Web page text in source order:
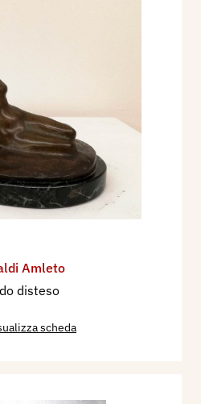
in Roma, con una
XII Esposizione
Città di Venezia, con le
Ritratto della
(marmo), La signorina
- L'arciere (bronzo)
alla presenza del Re,
della Sapienza caduti
di Giurisprudenza.
1921, figura alla
con la scultura: La
Amleto
disteso
scheda